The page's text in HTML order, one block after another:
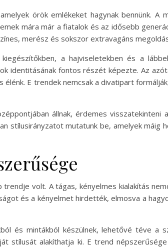
örök emlékeket hagynak bennünk. A
mára már a fiatalok és az idősebb
merész és sokszor extravagáns
a hajviseletekben és a
identitásának fontos részét képezte. Az
E trendek nemcsak a divatipart
állnak, érdemes
stílusirányzatot mutatunk be, amelyek máig
volt. A tágas, kényelmes kialakítás
és a kényelmet hirdették, elmosva a
és mintákból készülnek, lehetővé téve a
stílusát alakíthatja ki. E trend